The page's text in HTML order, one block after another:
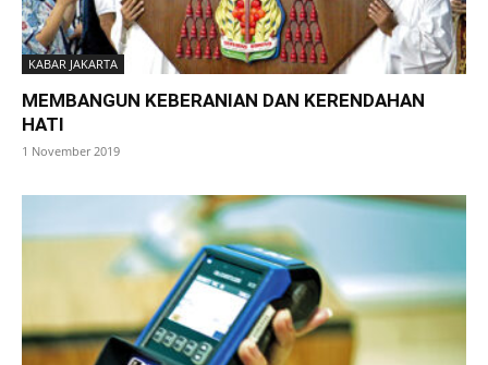
KABAR JAKARTA
MEMBANGUN KEBERANIAN DAN KERENDAHAN
HATI
1 November 2019